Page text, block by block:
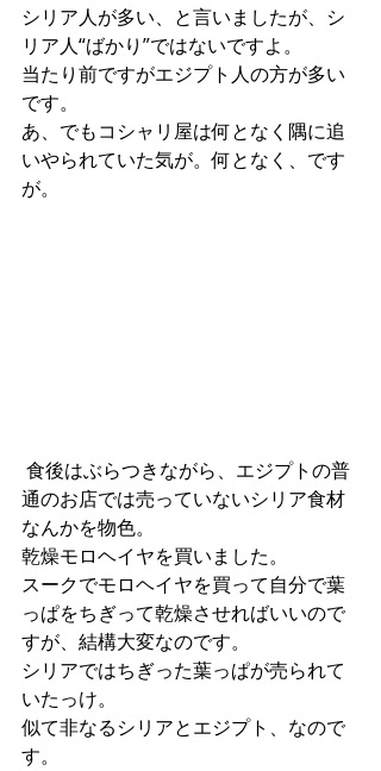
シリア人が多い、と言いましたが、シ
リア人“ばかり”ではないですよ。
当たり前ですがエジプト人の方が多い
です。
あ、でもコシャリ屋は何となく隅に追
いやられていた気が。何となく、です
が。
通のお店では売っていないシリア食材
なんかを物色。
乾燥モロヘイヤを買いました。
スークでモロヘイヤを買って自分で葉
っぱをちぎって乾燥させればいいので
すが、結構大変なのです。
シリアではちぎった葉っぱが売られて
いたっけ。
似て非なるシリアとエジプト、なので
す。